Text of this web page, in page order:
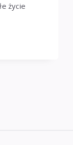
życie